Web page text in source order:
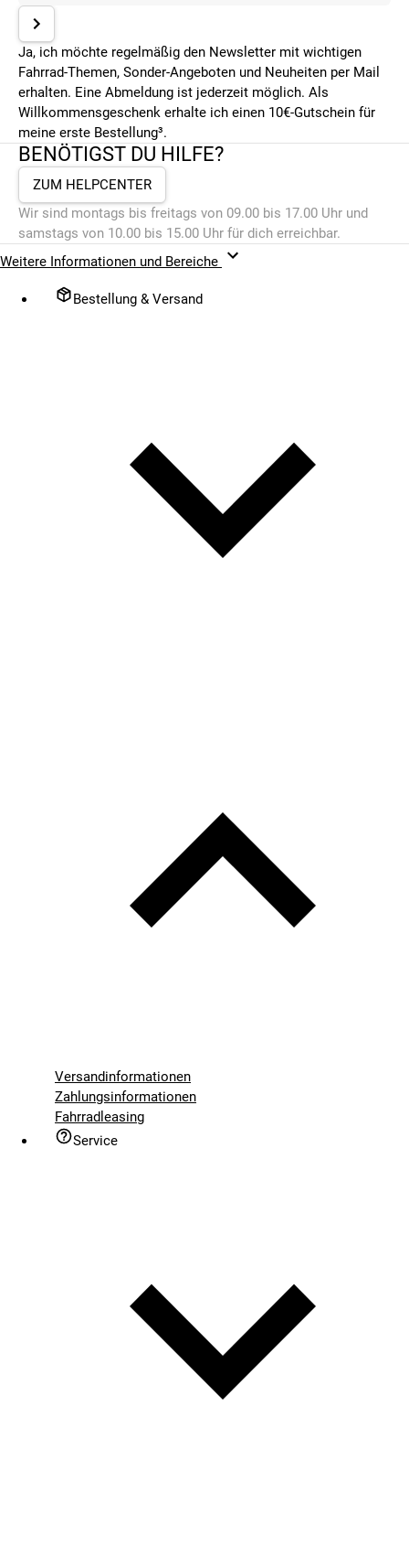
Ja, ich möchte regelmäßig den Newsletter mit wichtigen
Fahrrad-Themen, Sonder-Angeboten und Neuheiten per Mail
erhalten. Eine Abmeldung ist jederzeit möglich. Als
Willkommensgeschenk erhalte ich einen 10€-Gutschein für
meine erste Bestellung³.
BENÖTIGST DU HILFE?
ZUM HELPCENTER
Wir sind montags bis freitags von 09.00 bis 17.00 Uhr und
samstags von 10.00 bis 15.00 Uhr für dich erreichbar.
Weitere Informationen und Bereiche
Bestellung & Versand
Versandinformationen
Zahlungsinformationen
Fahrradleasing
Service